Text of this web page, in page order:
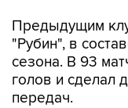
Предыдущим
"Рубин", в
сезона. В 93
голов и сделал
передач.